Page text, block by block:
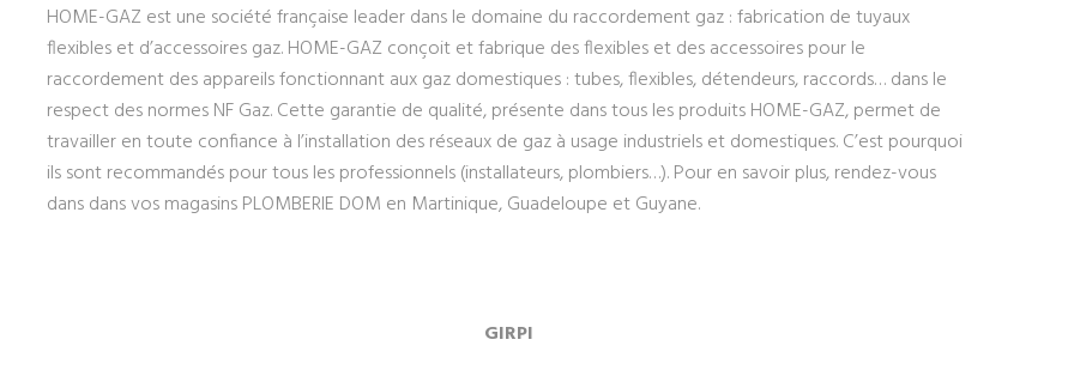
HOME-GAZ est une société française leader dans le domaine du raccordement gaz : fabrication de tuyaux
flexibles et d’accessoires gaz. HOME-GAZ conçoit et fabrique des flexibles et des accessoires pour le
raccordement des appareils fonctionnant aux gaz domestiques : tubes, flexibles, détendeurs, raccords… dans le
respect des normes NF Gaz. Cette garantie de qualité, présente dans tous les produits HOME-GAZ, permet de
travailler en toute confiance à l’installation des réseaux de gaz à usage industriels et domestiques. C’est pourquoi
ils sont recommandés pour tous les professionnels (installateurs, plombiers…). Pour en savoir plus, rendez-vous
dans dans vos magasins PLOMBERIE DOM en Martinique, Guadeloupe et Guyane.
GIRPI